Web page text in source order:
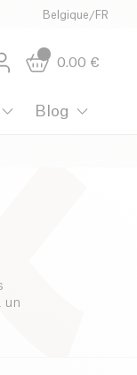
Belgique /FR
0.00 €
Blog
un